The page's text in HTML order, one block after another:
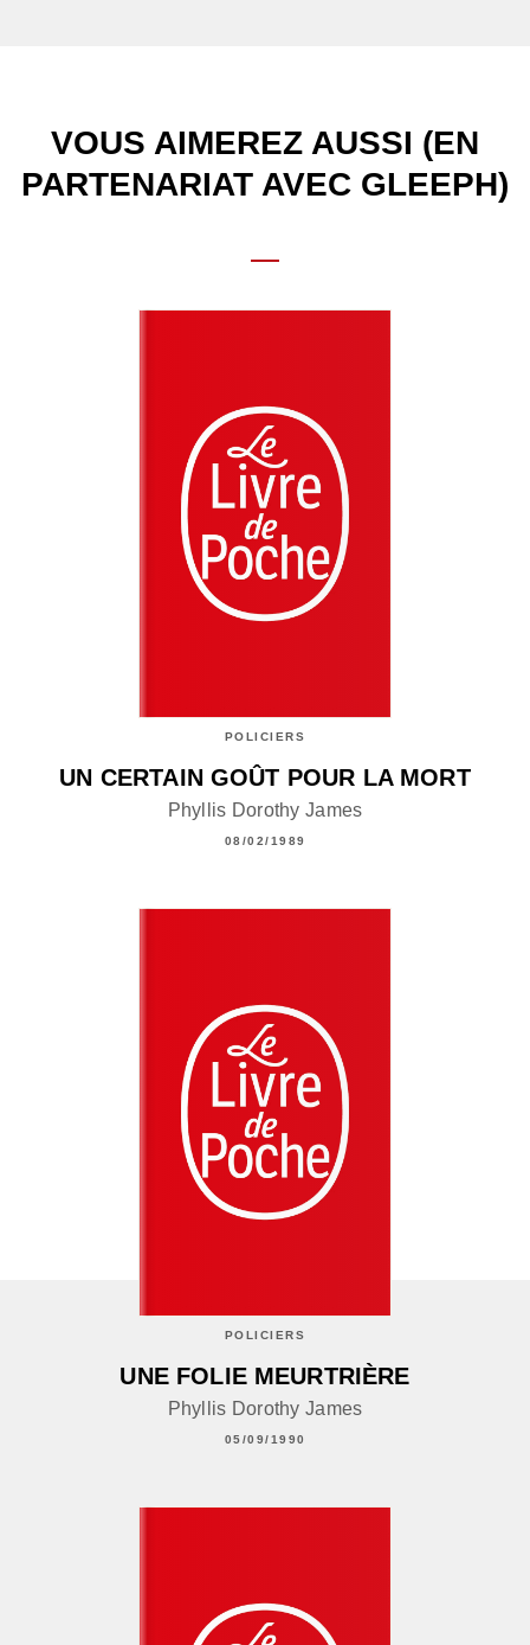
VOUS AIMEREZ AUSSI (EN
PARTENARIAT AVEC GLEEPH)
POLICIERS
UN CERTAIN GOÛT POUR LA MORT
Phyllis Dorothy James
08/02/1989
POLICIERS
UNE FOLIE MEURTRIÈRE
Phyllis Dorothy James
05/09/1990